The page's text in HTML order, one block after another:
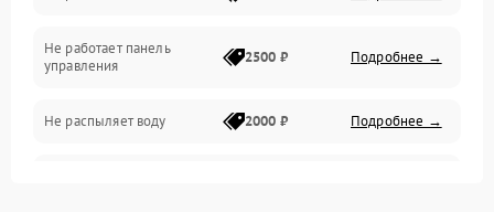
Гигиена
Программное обеспечение
Не работает панель
управления
2500 ₽ Подробнее →
Не распыляет воду 2000 ₽ Подробнее →